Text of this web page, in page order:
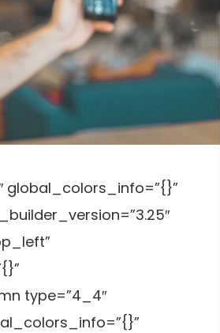
global_colors_info=”{}”
type=”4_4″